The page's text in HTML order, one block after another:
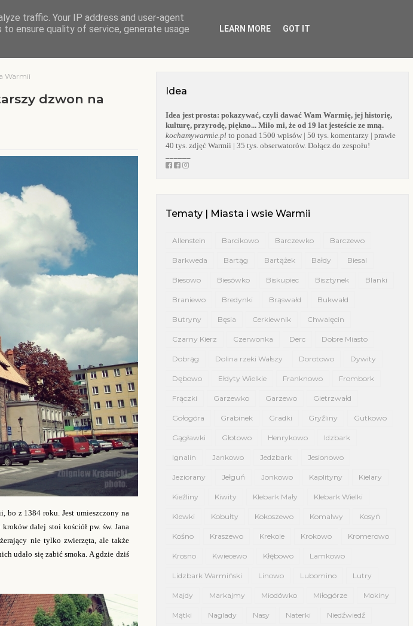
O BLOGU WARMIA KOŚCIOŁY WARMII
Warmii
dzwon na
bo z 1384 roku. Jest umieszczony na
dalej stoi kościół pw. św. Jana
nie tylko zwierzęta, ale także
udało się zabić smoka. A gdzie dziś
Idea
Idea jest prosta: pokazywać, czyli dawać Wam Warmię, jej historię,
kulturę, przyrodę, piękno... Miło mi, że od 19 lat jesteście ze mną.
kochamywarmie.plto ponad 1500 wpisów | 50 tys. komentarzy | prawie
40 tys. zdjęć Warmii | 35 tys. obserwatorów. Dołącz do zespołu!
Tematy | Miasta i wsie Warmii
Allenstein Barcikowo Barczewko Barczewo
Barkweda Bartąg Bartążek Bałdy Biesal
Biesowo Biesówko Biskupiec Bisztynek Blanki
Braniewo Bredynki Brąswałd Bukwałd
Butryny Bęsia Cerkiewnik Chwalęcin
Czarny Kierz Czerwonka Derc Dobre Miasto
Dobrąg Dolina rzeki Wałszy Dorotowo Dywity
Dębowo Ełdyty Wielkie Franknowo Frombork
Frączki Garzewko Garzewo Gietrzwałd
Gołogóra Grabinek Gradki Gryźliny Gutkowo
Gągławki Głotowo Henrykowo Idzbark
Ignalin Jankowo Jedzbark Jesionowo
Jeziorany Jełguń Jonkowo Kaplityny Kielary
Kieźliny Kiwity Klebark Mały Klebark Wielki
Klewki Kobułty Kokoszewo Komalwy Kosyń
Kośno Kraszewo Krekole Krokowo Kromerowo
Krosno Kwiecewo Kłębowo Lamkowo
Lidzbark Warmiński Linowo Lubomino Lutry
Majdy Markajmy Miodówko Miłogórze Mokiny
Mątki Naglady Nasy Naterki Niedźwiedź
traffic. Your IP address and user-agent
ensure quality of service, generate usage
LEARN MORE GOT IT